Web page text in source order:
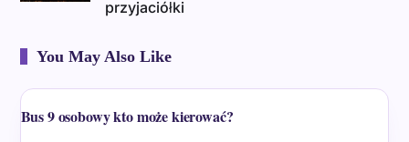
przyjaciółki
You May Also Like
Bus 9 osobowy kto może kierować?